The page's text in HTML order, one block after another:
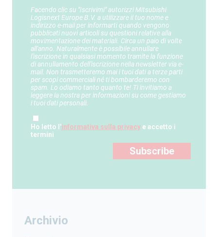
Facendo clic su "Iscrivimi" autorizzi Mitsubishi
Logisnext Europe B.V. a utilizzare il tuo nome e
indirizzo e-mail per informarti quando vengono
pubblicati nuovi articoli su questioni relative alla
movimentazione dei materiali. Circa un paio di volte
all'anno. Naturalmente è possibile annullare
l'iscrizione in qualsiasi momento tramite la funzione
di annullamento dell'iscrizione nella newsletter via e-
mail. Non trasmetteremo mai i tuoi dati a terze parti
per scopi commerciali né ti bombarderemo con
spam. Lo odiamo tanto quanto te! Ti invitiamo a
leggere la nostra per informazioni su come gestiamo
i tuoi dati personali.
Ho letto l'informativa sulla privacye accetto i
termini
Subscribe
Archivio